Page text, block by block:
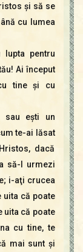
şi să se
cu lumea
pentru
Ai început
tine şi cu
sau eşti un
te-ai lăsat
dacă
să-I urmezi
i-aţi crucea
uita că poate
uita că poate
cu tine, te
mai sunt şi